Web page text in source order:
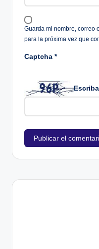
Guarda mi nombre, correo
para la próxima vez que
Captcha *